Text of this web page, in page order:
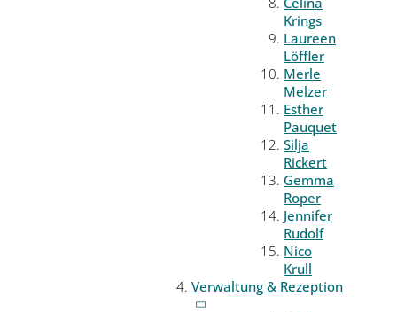
Krings
Laureen
Löffler
Merle
Melzer
Esther
Pauquet
Silja
Rickert
Gemma
Roper
Jennifer
Rudolf
Nico
Krull
Verwaltung & Rezeption